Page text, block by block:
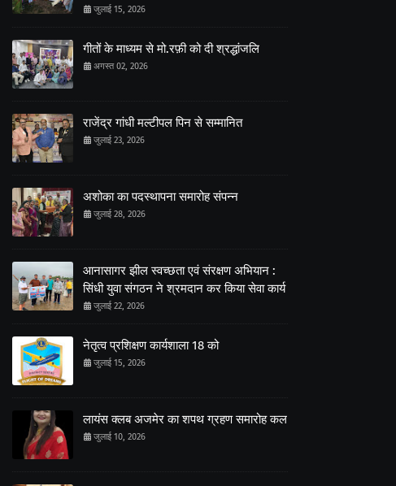
जुलाई 15, 2026
गीतों के माध्यम से मो.रफ़ी को दी श्रद्धांजलि
अगस्त 02, 2026
राजेंद्र गांधी मल्टीपल पिन से सम्मानित
जुलाई 23, 2026
अशोका का पदस्थापना समारोह संपन्न
जुलाई 28, 2026
आनासागर झील स्वच्छता एवं संरक्षण अभियान :
सिंधी युवा संगठन ने श्रमदान कर किया सेवा कार्य
जुलाई 22, 2026
नेतृत्व प्रशिक्षण कार्यशाला 18 को
जुलाई 15, 2026
लायंस क्लब अजमेर का शपथ ग्रहण समारोह कल
जुलाई 10, 2026